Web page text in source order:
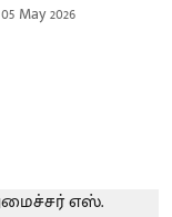
05 May 2026